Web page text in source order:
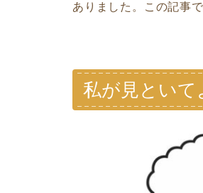
ありました。この記事
私が見といて